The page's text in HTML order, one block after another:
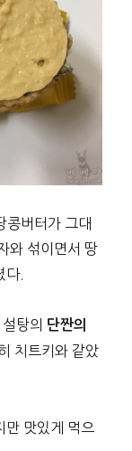
콩버터가 그대
와 섞이면서 땅
다.
탕의 단짠의
치트키와 같았
만 맛있게 먹으